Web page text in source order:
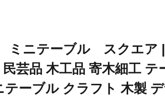
ミニテーブル スクエア |
芸品 木工品 寄木細工 テ
テーブル クラフト 木製